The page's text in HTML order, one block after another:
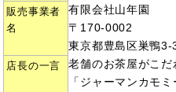
販売事業者
名
有限会社山年園
〒170-0002
東京都豊島区巣鴨3-
店長の一言
老舗のお茶屋がこだ
「ジャーマンカモ